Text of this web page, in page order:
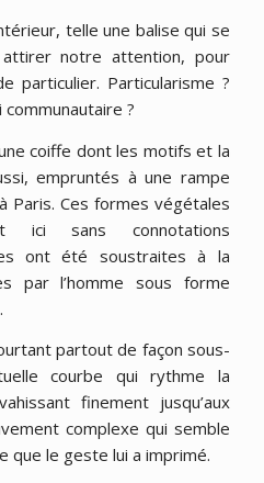
telle une balise qui se
notre attention, pour
particulier. Particularisme ?
communautaire ?
coiffe dont les motifs et la
empruntés à une rampe
Paris. Ces formes végétales
ici sans connotations
ont été soustraites à la
par l’homme sous forme
partout de façon sous-
courbe qui rythme la
finement jusqu’aux
complexe qui semble
que le geste lui a imprimé.